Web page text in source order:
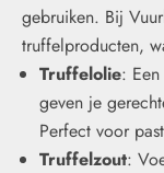
gebruiken. Bij
truffelproducten,
Truffelolie:
geven je
Perfect voor
Truffelzout: